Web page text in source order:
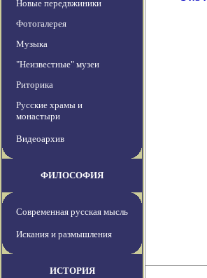
Новые передвжиники
Фотогалерея
Музыка
"Неизвестные" музеи
Риторика
Русские храмы и
монастыри
Видеоархив
ФИЛОСОФИЯ
Современная русская мысль
Искания и размышления
ИСТОРИЯ